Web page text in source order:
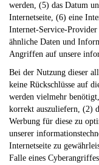
werden, (5) das Datum
Internetseite, (6) eine
Internet-Service-Provider
ähnliche Daten und
Angriffen auf unsere
Bei der Nutzung dieser
keine Rückschlüsse auf
werden vielmehr
korrekt auszuliefern, (2)
Werbung für diese zu
unserer
Internetseite zu
Falle eines